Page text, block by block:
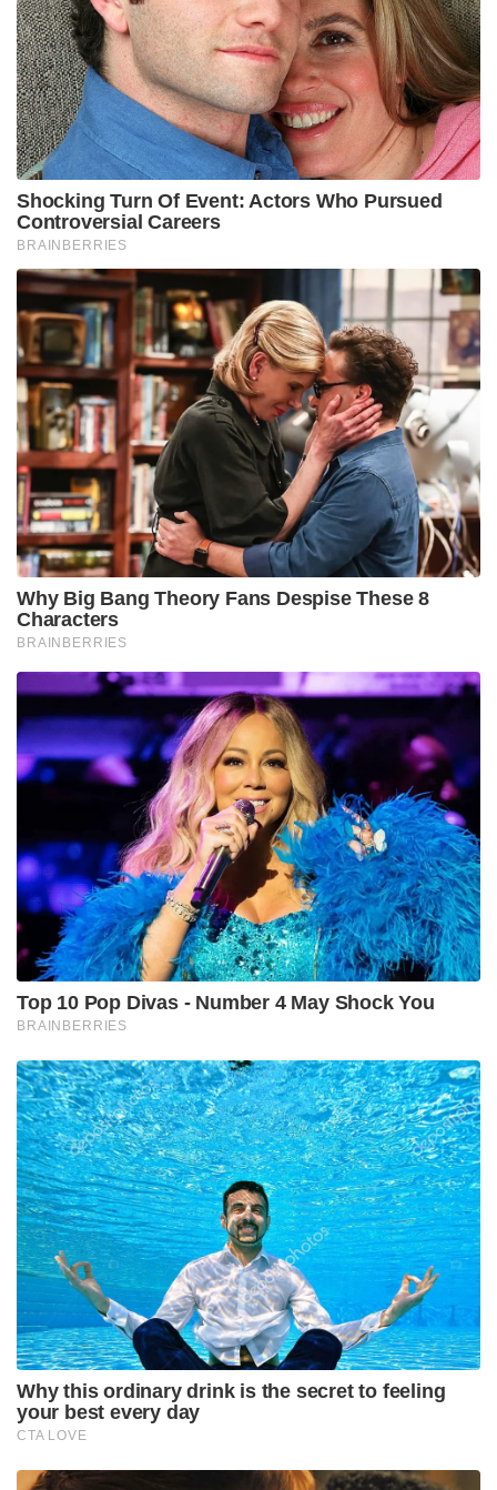
Shocking Turn Of Event: Actors Who Pursued
Controversial Careers
BRAINBERRIES
Why Big Bang Theory Fans Despise These 8
Characters
BRAINBERRIES
Top 10 Pop Divas - Number 4 May Shock You
BRAINBERRIES
Why this ordinary drink is the secret to feeling
your best every day
CTA LOVE